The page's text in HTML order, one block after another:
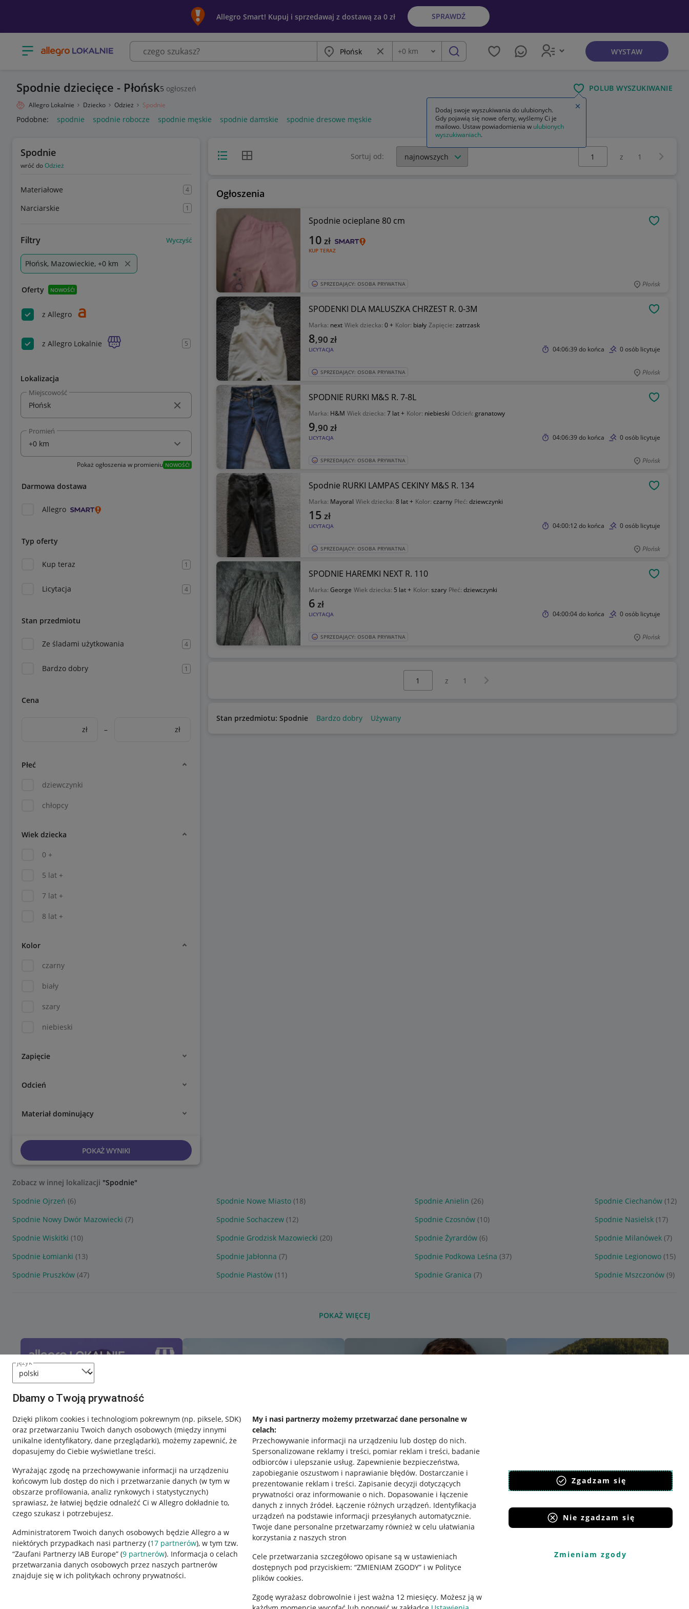
język
Dbamy o Twoją prywatność
Dzięki plikom cookies i technologiom pokrewnym (np. piksele, SDK)
oraz przetwarzaniu Twoich danych osobowych (między innymi
unikalne identyfikatory, dane przeglądarki), możemy zapewnić, że
dopasujemy do Ciebie wyświetlane treści.
Wyrażając zgodę na przechowywanie informacji na urządzeniu
końcowym lub dostęp do nich i przetwarzanie danych (w tym w
obszarze profilowania, analiz rynkowych i statystycznych)
sprawiasz, że łatwiej będzie odnaleźć Ci w Allegro dokładnie to,
czego szukasz i potrzebujesz.
Administratorem Twoich danych osobowych będzie Allegro a w
niektórych przypadkach nasi partnerzy (17 partnerów), w tym tzw.
“Zaufani Partnerzy IAB Europe” (9 partnerów). Informacja o celach
przetwarzania danych osobowych przez naszych partnerów
znajduje się w ich politykach ochrony prywatności.
My i nasi partnerzy możemy przetwarzać dane personalne w
celach:
Przechowywanie informacji na urządzeniu lub dostęp do nich.
Spersonalizowane reklamy i treści, pomiar reklam i treści, badanie
odbiorców i ulepszanie usług. Zapewnienie bezpieczeństwa,
zapobieganie oszustwom i naprawianie błędów. Dostarczanie i
prezentowanie reklam i treści. Zapisanie decyzji dotyczących
prywatności oraz informowanie o nich. Dopasowanie i łączenie
danych z innych źródeł. Łączenie różnych urządzeń. Identyfikacja
urządzeń na podstawie informacji przesyłanych automatycznie.
Twoje dane personalne przetwarzamy również w celu ułatwiania
korzystania z naszych stron
Cele przetwarzania szczegółowo opisane są w ustawieniach
dostępnych pod przyciskiem: “ZMIENIAM ZGODY” i w Polityce
plików cookies.
Zgodę wyrażasz dobrowolnie i jest ważna 12 miesięcy. Możesz ją w
Zgadzam się
Nie zgadzam się
Zmieniam zgody
Allegro Smart! Kupuj i sprzedawaj z dostawą za 0 zł SPRAWDŹ
Otwórz menu z kategoriami Miasto Wyczyść frazę
Odległość
+0 km szukaj WYSTAW
Spodnie dziecięce - Płońsk5 ogłoszeń POLUB WYSZUKIWANIE
Allegro Lokalnie Dziecko Odzież Spodnie
Podobne: spodnie spodnie robocze spodnie męskie spodnie damskie spodnie dresowe męskie
Spodnie
wróć doOdzież
Materiałowe 4
Narciarskie 1
Filtry Wyczyść
Płońsk, Mazowieckie, +0 km
Oferty NOWOŚĆ!
z Allegro
z Allegro Lokalnie 5
Lokalizacja
Miejscowość
Promień
Pokaż ogłoszenia w promieniu NOWOŚĆ!
Darmowa dostawa
Allegro
Typ oferty
Kup teraz 1
Licytacja 4
Stan przedmiotu
Ze śladami użytkowania 4
Bardzo dobry 1
Cena
zł – zł
Płeć
dziewczynki
chłopcy
Wiek dziecka
0 +
5 lat +
7 lat +
8 lat +
Kolor
czarny
biały
szary
niebieski
Zapięcie
Odcień
Materiał dominujący
POKAŻ WYNIKI
Widok listyWidok siatki Sortuj od:
Wybierz stronę:
z 1
Ogłoszenia
Spodnie ocieplane 80 cm
KUP TERAZ
10 zł
SPRZEDAJĄCY: OSOBA PRYWATNA Płońsk
SPODENKI DLA MALUSZKA CHRZEST R. 0-3M
Marka: next Wiek dziecka: 0 + Kolor: biały Zapięcie: zatrzask
LICYTACJA
8,90 zł
04:06:39 do końca 0 osób licytuje
SPRZEDAJĄCY: OSOBA PRYWATNA Płońsk
SPODNIE RURKI M&S R. 7-8L
Marka: H&M Wiek dziecka: 7 lat + Kolor: niebieski Odcień: granatowy
LICYTACJA
9,90 zł
04:06:39 do końca 0 osób licytuje
SPRZEDAJĄCY: OSOBA PRYWATNA Płońsk
Spodnie RURKI LAMPAS CEKINY M&S R. 134
Marka: Mayoral Wiek dziecka: 8 lat + Kolor: czarny Płeć: dziewczynki
LICYTACJA
15 zł
04:00:12 do końca 0 osób licytuje
SPRZEDAJĄCY: OSOBA PRYWATNA Płońsk
SPODNIE HAREMKI NEXT R. 110
Marka: George Wiek dziecka: 5 lat + Kolor: szary Płeć: dziewczynki
LICYTACJA
6 zł
04:00:04do końca 0 osób licytuje
SPRZEDAJĄCY: OSOBA PRYWATNA Płońsk
z 1 Następna strona
Stan przedmiotu: Spodnie Bardzo dobry Używany
Zobacz w innej lokalizacji "Spodnie"
Spodnie Ojrzeń (6) Spodnie Nowe Miasto (18) Spodnie Anielin (26) Spodnie Ciechanów (12)
Spodnie Nowy Dwór Mazowiecki (7) Spodnie Sochaczew (12) Spodnie Czosnów (10) Spodnie Nasielsk (17)
Spodnie Wiskitki (10) Spodnie Grodzisk Mazowiecki (20) Spodnie Żyrardów (6) Spodnie Milanówek (7)
Spodnie Łomianki (13) Spodnie Jabłonna (7) Spodnie Podkowa Leśna (37) Spodnie Legionowo (15)
Spodnie Pruszków (47) Spodnie Piastów (11) Spodnie Granica (7) Spodnie Mszczonów (9)
POKAŻ WIĘCEJ
Nawigacja
Przydatne informacje
Jak to działa
Napisz do nas
Allegro Gadane dla sprzedających
Regulamin
Polityka plików "cookies"
Ustawienia plików "cookies"
Udostępnianie lokalizacji
Pobierz aplikację
Dodaj swoje wyszukiwania do ulubionych.
Gdy pojawią się nowe oferty, wyślemy Ci je
mailowo. Ustaw powiadomienia w ulubionych
wyszukiwaniach.
Zamknij wskazówkę